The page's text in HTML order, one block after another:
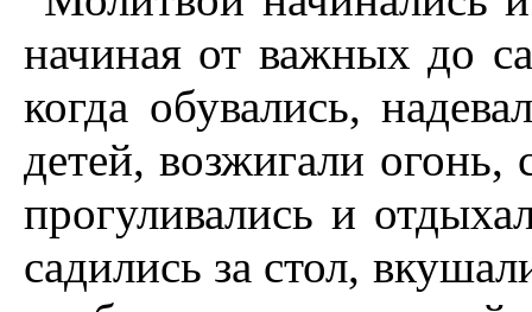
начиная от важных до
когда обувались,
детей, возжигали огонь,
прогуливались и
садились за стол,